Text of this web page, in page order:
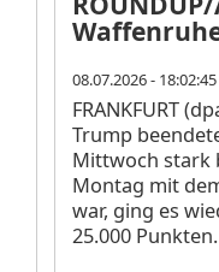
08.07.2026 - 18:02:45
FRANKFURT
Trump
Mittwoch stark
Montag mit
war, ging es
25.000 Punkten.